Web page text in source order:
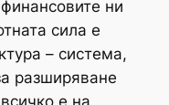
ни
сила е
– система,
разширяване